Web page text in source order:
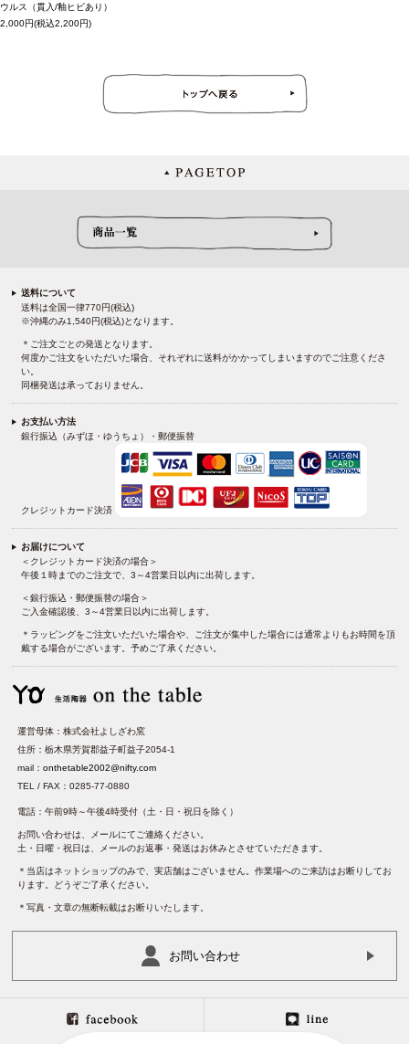
ウルス（貫入/釉ヒビあり）
2,000円(税込2,200円)
送料について
送料は全国一律770円(税込)
※沖縄のみ1,540円(税込)となります。
＊ご注文ごとの発送となります。
何度かご注文をいただいた場合、それぞれに送料がかかってしまいますのでご注意くださ
い。
同梱発送は承っておりません。
お支払い方法
銀行振込（みずほ・ゆうちょ）・郵便振替
クレジットカード決済
お届けについて
＜クレジットカード決済の場合＞
午後１時までのご注文で、3～4営業日以内に出荷します。
＜銀行振込・郵便振替の場合＞
ご入金確認後、3～4営業日以内に出荷します。
＊ラッピングをご注文いただいた場合や、ご注文が集中した場合には通常よりもお時間を頂
戴する場合がございます。予めご了承ください。
運営母体：株式会社よしざわ窯
住所：栃木県芳賀郡益子町益子2054-1
mail：onthetable2002@nifty.com
TEL / FAX：0285-77-0880
電話：午前9時～午後4時受付（土・日・祝日を除く）
お問い合わせは、メールにてご連絡ください。
土・日曜・祝日は、メールのお返事・発送はお休みとさせていただきます。
＊当店はネットショップのみで、実店舗はございません。作業場へのご来訪はお断りしてお
ります。どうぞご了承ください。
＊写真・文章の無断転載はお断りいたします。
お問い合わせ